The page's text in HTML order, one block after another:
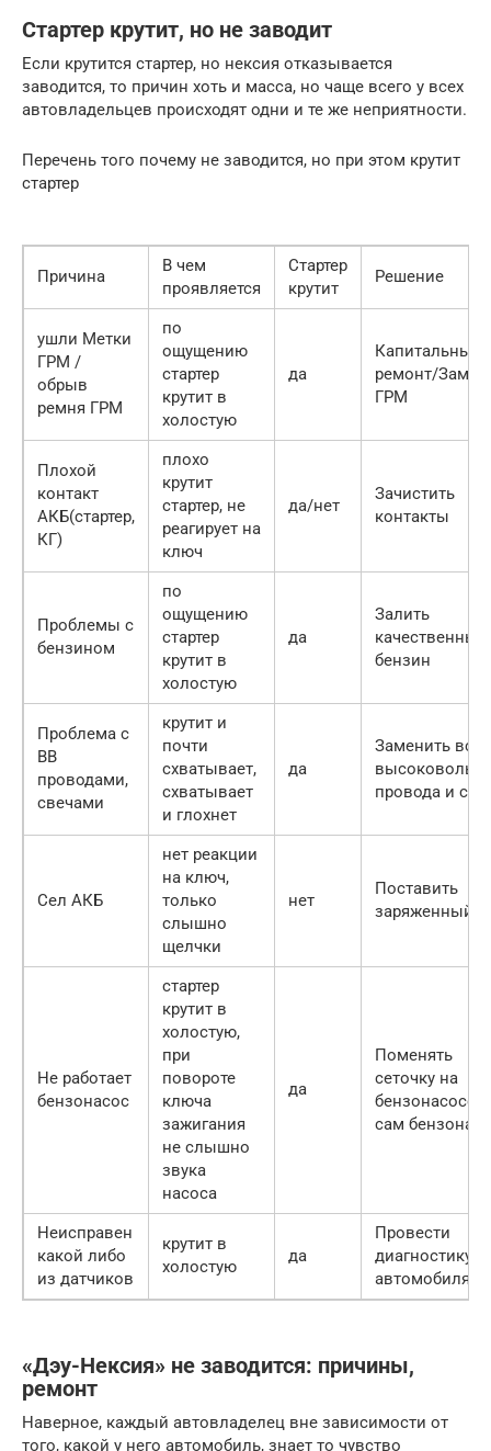
Стартер крутит, но не заводит
Если крутится стартер, но нексия отказывается
заводится, то причин хоть и масса, но чаще всего у всех
автовладельцев происходят одни и те же неприятности.
Перечень того почему не заводится, но при этом крутит
стартер
Причина
В чем
проявляется
Стартер
крутит
Решение
ушли Метки
ГРМ /
обрыв
ремня ГРМ
по
ощущению
стартер
крутит в
холостую
да
Капитальный
ремонт/
ГРМ
Плохой
контакт
АКБ(стартер,
КГ)
плохо
крутит
стартер, не
реагирует на
ключ
да/нет
Зачистить
контакты
Проблемы с
бензином
по
ощущению
стартер
крутит в
холостую
да
Залить
качественный
бензин
Проблема с
ВВ
проводами,
свечами
крутит и
почти
схватывает,
схватывает
и глохнет
да
Заменить все
провода и
Сел АКБ
нет реакции
на ключ,
только
слышно
щелчки
нет
Поставить
заряженный
Не работает
бензонасос
стартер
крутит в
холостую,
при
повороте
ключа
зажигания
не слышно
звука
насоса
да
Поменять
сеточку на
бензонасосе и
сам
Неисправен
какой либо
из датчиков
крутит в
холостую
да
Провести
диагностику
автомобиля
«Дэу-Нексия» не заводится: причины,
ремонт
Наверное, каждый автовладелец вне зависимости от
того, какой у него автомобиль, знает то чувство